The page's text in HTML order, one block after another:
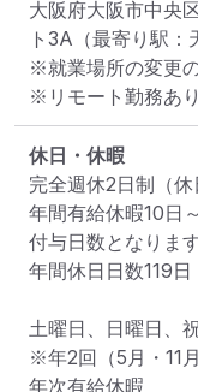
大阪府大阪市中央
ト3A （最寄り駅：
※就業場所の変更
※リモート勤務あり
休日・休暇
完全週休2日制（休
年間有給休暇10日
付与日数となります
年間休日日数119日
土曜日、日曜日、
※年2回（5月・11
年次有給休暇